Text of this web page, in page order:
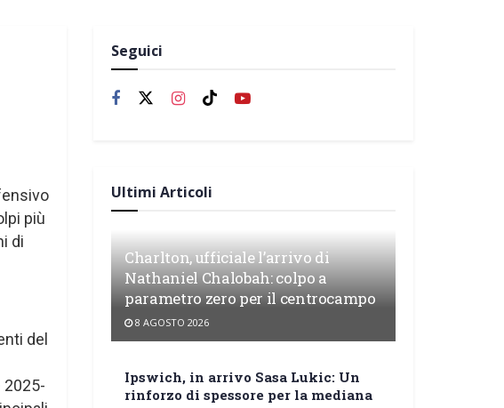
più
di
del
2025-
Seguici
Ultimi Articoli
Charlton, ufficiale l’arrivo di
Nathaniel Chalobah: colpo a
parametro zero per il centrocampo
8 AGOSTO 2026
Ipswich, in arrivo Sasa Lukic: Un
rinforzo di spessore per la mediana